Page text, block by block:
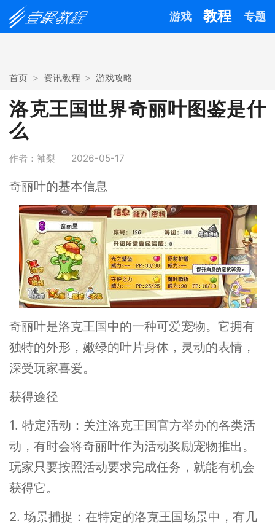
游戏 教程 专题
首页 资讯教程 游戏攻略
洛克王国世界奇丽叶图鉴是什
么
作者：袖梨 2026-05-17
奇丽叶的基本信息
奇丽叶是洛克王国中的一种可爱宠物。它拥有
独特的外形，嫩绿的叶片身体，灵动的表情，
深受玩家喜爱。
获得途径
1. 特定活动：关注洛克王国官方举办的各类活
动，有时会将奇丽叶作为活动奖励宠物推出。
玩家只要按照活动要求完成任务，就能有机会
获得它。
2. 场景捕捉：在特定的洛克王国场景中，有几